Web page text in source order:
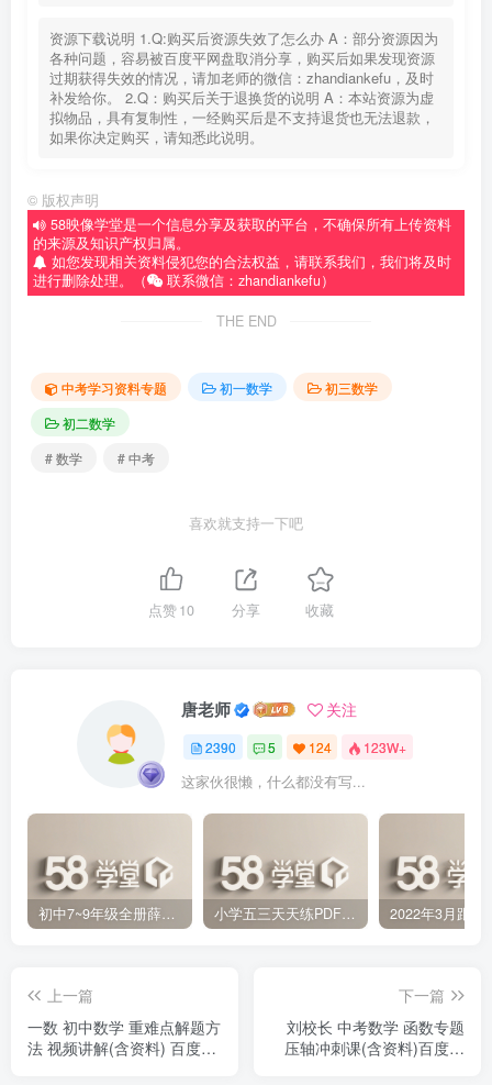
资源下载说明 1.Q:购买后资源失效了怎么办 A：部分资源因为
各种问题，容易被百度平网盘取消分享，购买后如果发现资源
过期获得失效的情况，请加老师的微信：zhandiankefu，及时
补发给你。 2.Q：购买后关于退换货的说明 A：本站资源为虚
拟物品，具有复制性，一经购买后是不支持退货也无法退款，
如果你决定购买，请知悉此说明。
© 版权声明
58映像学堂是一个信息分享及获取的平台，不确保所有上传资料
的来源及知识产权归属。
如您发现相关资料侵犯您的合法权益，请联系我们，我们将及时
进行删除处理。（
联系微信：zhandiankefu）
THE END
中考学习资料专题 初一数学
初三数学
初二数学
# 数学
# 中考
喜欢就支持一下吧
点赞10 分享 收藏
唐老师 关注
2390 5 124 123W+
这家伙很懒，什么都没有写...
初中7~9年级全册薛金星中学教材全解PDF 百度网盘分享下载 小学五三天天练PDF（压缩打包）百度网盘分享下载
上一篇
一数 初中数学 重难点解题方
法 视频讲解(含资料) 百度网
下一篇
刘校长 中考数学 函数专题
压轴冲刺课(含资料)百度网